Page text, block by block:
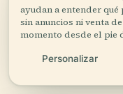
Ve Iglesia de
Burgo de Laon
ayudan a entender
sin anuncios ni venta
momento desde el pie
Personalizar